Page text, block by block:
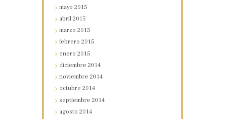
mayo2015
abril2015
marzo2015
febrero2015
enero2015
diciembre2014
noviembre2014
octubre2014
septiembre2014
agosto2014